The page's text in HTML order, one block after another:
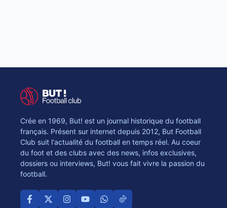
Crée en 1969, But! est un journal historique du football
français. Présent sur internet depuis 2012, But Football
Club suit l'actualité du football en temps réel. Au coeur
du foot et des clubs avec des news, infos exclusives,
dossiers ou interviews, But! vous fait vivre la passion du
football.